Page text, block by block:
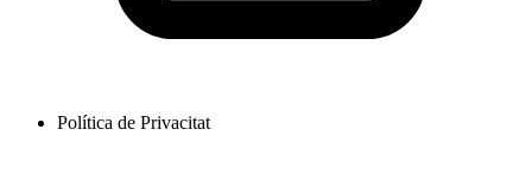
Política de Privacitat